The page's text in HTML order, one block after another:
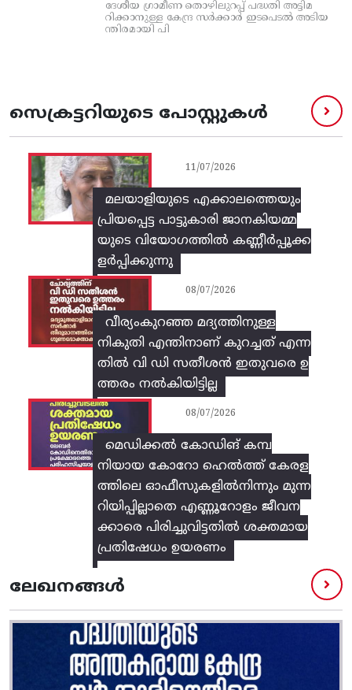
ദേശീയ ഗ്രാമീണ തൊഴിലുറപ്പ്‌ പദ്ധതി അട്ടിമ
റിക്കാനുള്ള കേന്ദ്ര സര്‍ക്കാര്‍ ഇടപെടല്‍ അടിയ
ന്തിരമായി പി
സെക്രട്ടറിയുടെ പോസ്റ്റുകൾ
മലയാളിയുടെ എക്കാലത്തെയും
പ്രിയപ്പെട്ട പാട്ടുകാരി ജാനകിയമ്മ
യുടെ വിയോഗത്തിൽ കണ്ണീർപ്പൂക്ക
ളർപ്പിക്കുന്നു
11/07/2026
വീര്യംകുറഞ്ഞ മദ്യത്തിനുള്ള
നികുതി എന്തിനാണ് കുറച്ചത് എന്ന
തിൽ വി ഡി സതീശൻ ഇതുവരെ ഉ
ത്തരം നൽകിയിട്ടില്ല
08/07/2026
മെഡിക്കൽ കോഡിങ് കമ്പ
നിയായ കോറോ ഹെൽത്ത് കേരള
ത്തിലെ ഓഫീസുകളിൽനിന്നും മുന്ന
റിയിപ്പില്ലാതെ എണ്ണൂറോളം ജീവന
ക്കാരെ പിരിച്ചുവിട്ടതിൽ‌ ശക്തമായ
പ്രതിഷേധം ഉയരണം
08/07/2026
ലേഖനങ്ങൾ